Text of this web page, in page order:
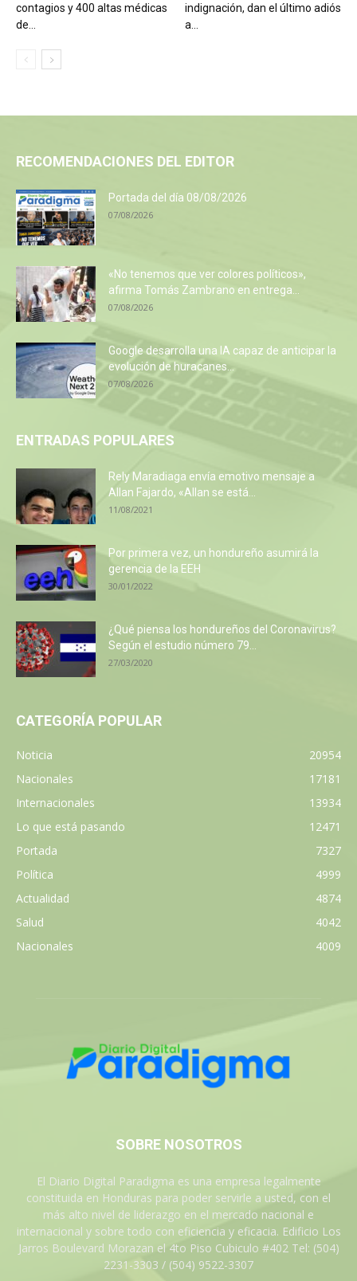
contagios y 400 altas médicas
de...
indignación, dan el último adiós
a...
RECOMENDACIONES DEL EDITOR
Portada del día 08/08/2026
07/08/2026
«No tenemos que ver colores políticos»,
afirma Tomás Zambrano en entrega...
07/08/2026
Google desarrolla una IA capaz de anticipar la
evolución de huracanes...
07/08/2026
ENTRADAS POPULARES
Rely Maradiaga envía emotivo mensaje a
Allan Fajardo, «Allan se está...
11/08/2021
Por primera vez, un hondureño asumirá la
gerencia de la EEH
30/01/2022
¿Qué piensa los hondureños del Coronavirus?
Según el estudio número 79...
27/03/2020
CATEGORÍA POPULAR
Noticia
20954
Nacionales
17181
Internacionales
13934
Lo que está pasando
12471
Portada
7327
Política
4999
Actualidad
4874
Salud
4042
Nacionales
4009
SOBRE NOSOTROS
El Diario Digital Paradigma es una empresa legalmente
constituida en Honduras para poder servirle a usted, con el
más alto nivel de liderazgo en el mercado nacional e
internacional y sobre todo con eficiencia y eficacia. Edificio Los
Jarros Boulevard Morazan el 4to Piso Cubiculo #402 Tel: (504)
2231-3303 / (504) 9522-3307